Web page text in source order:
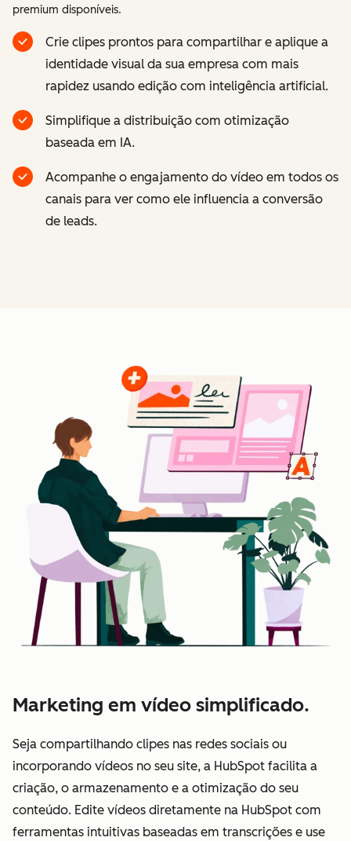
premium disponíveis.
Crie clipes prontos para compartilhar e aplique a
identidade visual da sua empresa com mais
rapidez usando edição com inteligência artificial.
Simplifique a distribuição com otimização
baseada em IA.
Acompanhe o engajamento do vídeo em todos os
canais para ver como ele influencia a conversão
de leads.
Marketing em vídeo simplificado.
Seja compartilhando clipes nas redes sociais ou
incorporando vídeos no seu site, a HubSpot facilita a
criação, o armazenamento e a otimização do seu
conteúdo. Edite vídeos diretamente na HubSpot com
ferramentas intuitivas baseadas em transcrições e use